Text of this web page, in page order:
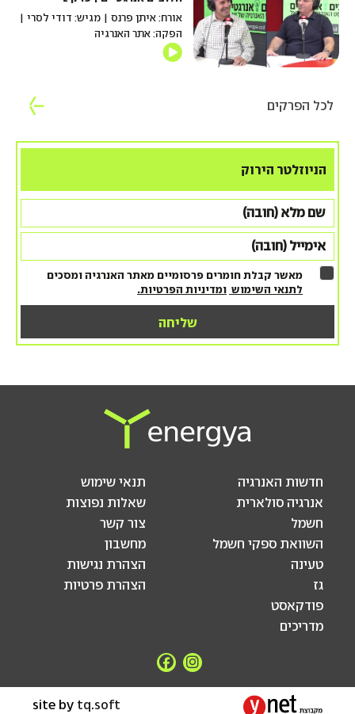
אורח: איתן פרנס | מגיש: דודי לסרי |
הפקה: אתר האנרגיה
לכל הפרקים
הניוזלטר הירוק
מאשר קבלת חומרים פרסומיים מאתר האנרגיה ומסכים
לתנאי השימוש ומדיניות הפרטיות.
חדשות האנרגיה
אנרגיה סולארית
חשמל
השוואת ספקי חשמל
טעינה
גז
פודקאסט
מדריכים
תנאי שימוש
שאלות נפוצות
צור קשר
מחשבון
הצהרת נגישות
הצהרת פרטיות
site by tq.soft